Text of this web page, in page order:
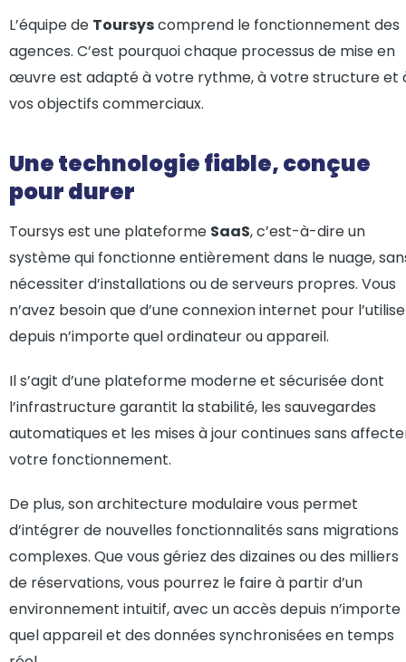
L’équipe de Toursyscomprend le fonctionnement des
agences. C’est pourquoi chaque processus de mise en
œuvre est adapté à votre rythme, à votre structure et
vos objectifs commerciaux.
Une technologie fiable, conçue
pour durer
Toursys est une plateforme SaaS, c’est-à-dire un
système qui fonctionne entièrement dans le nuage,
nécessiter d’installations ou de serveurs propres. Vous
n’avez besoin que d’une connexion internet pour
depuis n’importe quel ordinateur ou appareil.
Il s’agit d’une plateforme moderne et sécurisée dont
l’infrastructure garantit la stabilité, les sauvegardes
automatiques et les mises à jour continues sans
votre fonctionnement.
De plus, son architecture modulaire vous permet
d’intégrer de nouvelles fonctionnalités sans migrations
complexes. Que vous gériez des dizaines ou des milliers
de réservations, vous pourrez le faire à partir d’un
environnement intuitif, avec un accès depuis n’importe
quel appareil et des données synchronisées en temps